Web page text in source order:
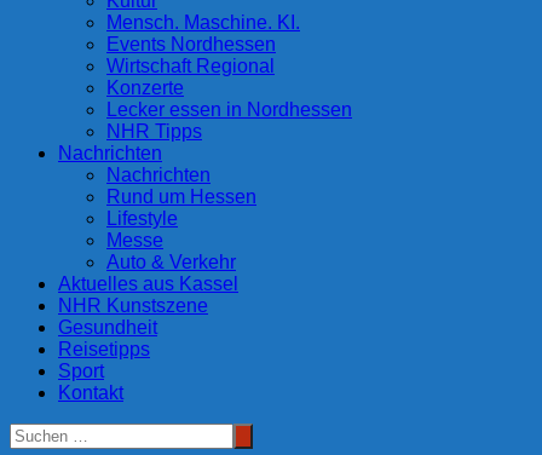
Mensch. Maschine. KI.
Events Nordhessen
Wirtschaft Regional
Konzerte
Lecker essen in Nordhessen
NHR Tipps
Nachrichten
Nachrichten
Rund um Hessen
Lifestyle
Messe
Auto & Verkehr
Aktuelles aus Kassel
NHR Kunstszene
Gesundheit
Reisetipps
Sport
Kontakt